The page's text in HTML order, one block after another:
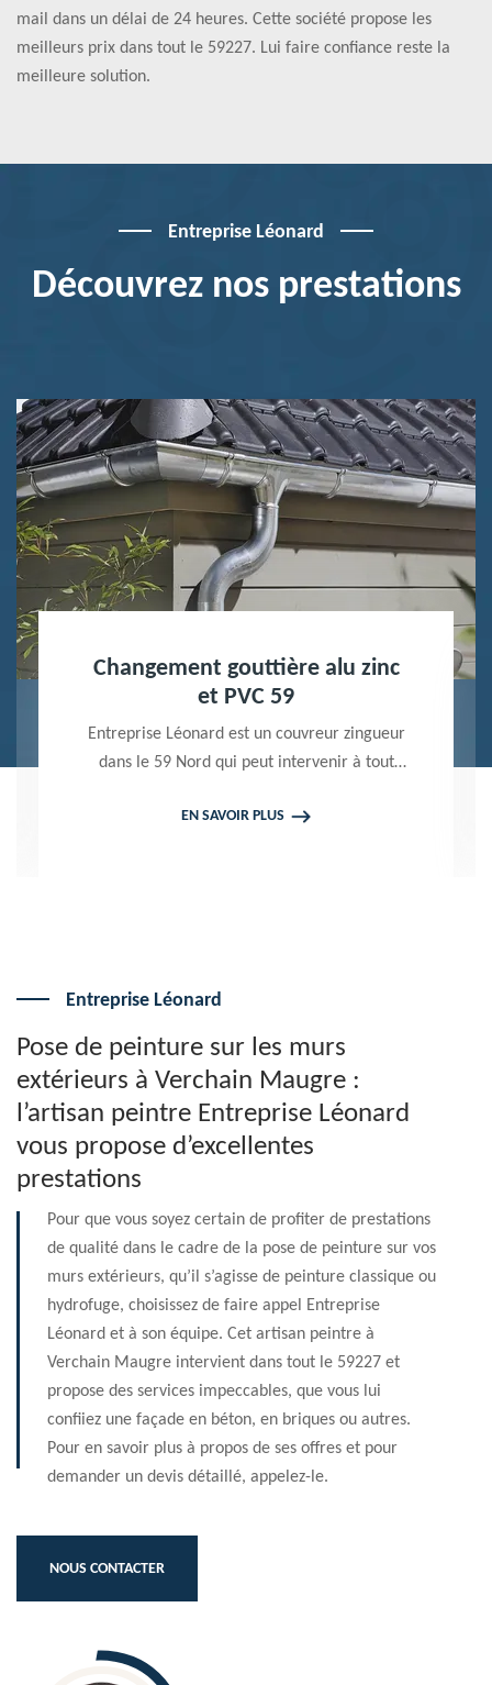
mail dans un délai de 24 heures. Cette société propose les
meilleurs prix dans tout le 59227. Lui faire confiance reste la
meilleure solution.
Entreprise Léonard
Découvrez nos prestations
Nettoyage terrasse et pavé 59
Peintre professionnel dans le 59 Nord,
Entreprise Léonard utilise des produits de
pavé. Propose un devis gratuit qui ne vous
EN SAVOIR PLUS
Entreprise Léonard
Pose de peinture sur les murs
extérieurs à Verchain Maugre :
l’artisan peintre Entreprise Léonard
vous propose d’excellentes
prestations
Pour que vous soyez certain de profiter de prestations
de qualité dans le cadre de la pose de peinture sur vos
murs extérieurs, qu’il s’agisse de peinture classique ou
hydrofuge, choisissez de faire appel Entreprise
Léonard et à son équipe. Cet artisan peintre à
Verchain Maugre intervient dans tout le 59227 et
propose des services impeccables, que vous lui
confiiez une façade en béton, en briques ou autres.
Pour en savoir plus à propos de ses offres et pour
demander un devis détaillé, appelez-le.
NOUS CONTACTER